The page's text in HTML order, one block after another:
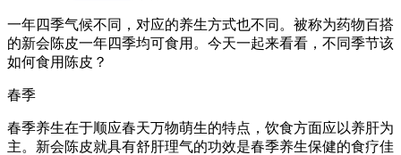
一年四季气候不同，对应的养生方式也不同。被称为药物百搭
的新会陈皮一年四季均可食用。今天一起来看看，不同季节该
如何食用陈皮？
春季
春季养生在于顺应春天万物萌生的特点，饮食方面应以养肝为
主。新会陈皮就具有舒肝理气的功效是春季养生保健的食疗佳